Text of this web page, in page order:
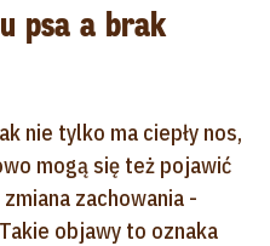
psa a brak
nie tylko ma ciepły nos,
mogą się też pojawić
zachowania -
objawy to oznaka